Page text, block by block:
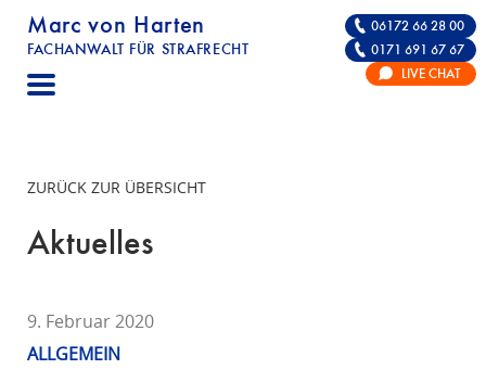
Marc von Harten
FACHANWALT FÜR STRAFRECHT
STRAFRECHT | RECHTSANWALT FÜR DIE
06172 66 28 00
0171 691 67 67
LIVE CHAT
ZURÜCK ZUR ÜBERSICHT
Aktuelles
9. Februar 2020
ALLGEMEIN